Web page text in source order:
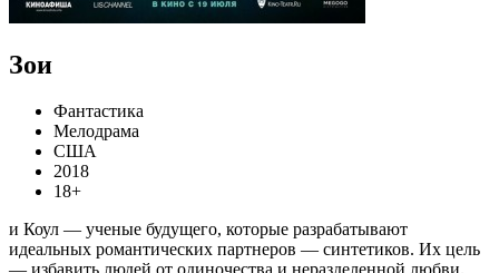
Зои
Фантастика
Мелодрама
США
2018
18+
и Коул — ученые будущего, которые разрабатывают
идеальных романтических партнеров — синтетиков. Их цель